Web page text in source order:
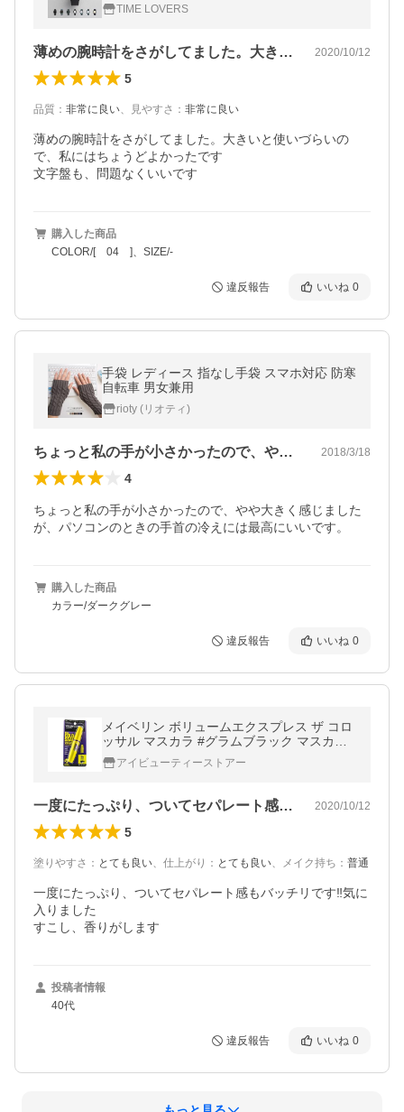
日本未発売 ギフト プレゼント
TIME LOVERS
薄めの腕時計をさがしてました。大きいと… 2020/10/12
5
品質 ： 非常に良い、 見やすさ ： 非常に良い
薄めの腕時計をさがしてました。大きいと使いづらいの
で、私にはちょうどよかったです
文字盤も、問題なくいいです
購入した商品
COLOR/[ 04 ]、SIZE/-
違反報告 いいね 0
手袋 レディース 指なし手袋 スマホ対応 防寒
自転車 男女兼用
rioty (リオティ)
ちょっと私の手が小さかったので、やや大… 2018/3/18
4
ちょっと私の手が小さかったので、やや大きく感じました
が、パソコンのときの手首の冷えには最高にいいです。
購入した商品
カラー/ダークグレー
違反報告 いいね 0
メイベリン ボリュームエクスプレス ザ コロ
ッサル マスカラ #グラムブラック マスカ
ラ・マスカラ下地
アイビューティーストアー
一度にたっぷり、ついてセパレート感もバ… 2020/10/12
5
塗りやすさ ： とても良い、 仕上がり ： とても良い、 メイク持ち ： 普通
一度にたっぷり、ついてセパレート感もバッチリです‼️気に
入りました
すこし、香りがします
投稿者情報
40代
違反報告 いいね 0